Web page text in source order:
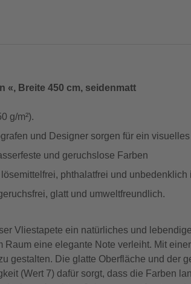
«, Breite 450 cm, seidenmatt
g/m²).
und Designer sorgen für ein
und geruchslose Farben
phthalatfrei und unbedenklich
glatt und umweltfreundlich.
Vliestapete ein natürliches und
Raum eine elegante Note verleiht. Mit
gestalten. Die glatte Oberfläche und der
(Wert 7) dafür sorgt, dass die Farben